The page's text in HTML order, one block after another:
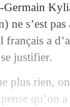
Germain
ne s’est
français a
justifier.
plus rien,
qu’on
Dembélé, le
Lyon,